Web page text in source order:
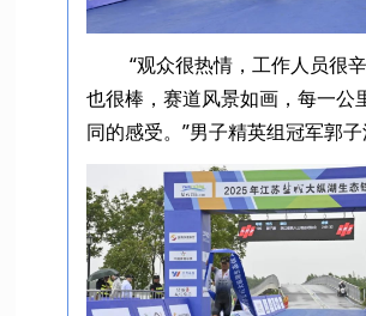
“观众很热情，工作人员很
也很棒，赛道风景如画，每一公
同的感受。”男子精英组冠军郭子